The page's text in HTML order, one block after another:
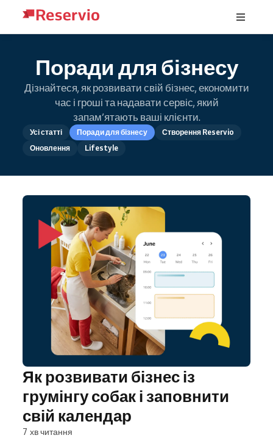
Поради для бізнесу
Дізнайтеся, як розвивати свій бізнес, економити
час і гроші та надавати сервіс, який
запам’ятають ваші клієнти.
Усі статті Поради для бізнесу
Створення Reservio
Оновлення
Lifestyle
Як розвивати бізнес із
грумінгу собак і заповнити
свій календар
7 хв читання